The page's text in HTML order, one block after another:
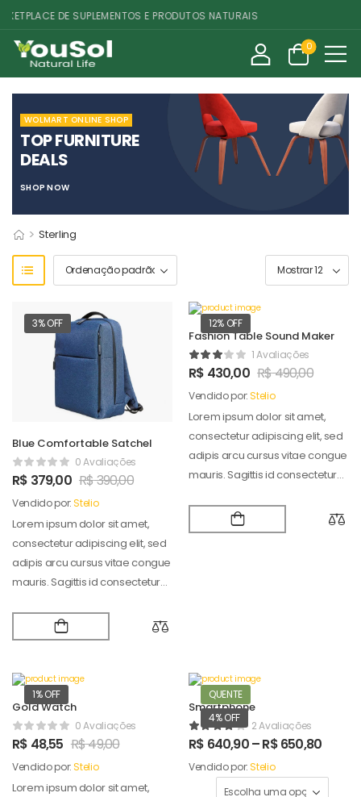
DE SUPLEMENTOS E PRODUTOS NATURAIS
0
WOLMART ONLINE SHOP
TOP FURNITURE
DEALS
SHOP NOW
> Sterling
3% OFF
Blue Comfortable Satchel
0 Avaliações
R$ 379,00 R$390,00
Vendido por:Stelio
Lorem ipsum dolor sit amet,
consectetur adipiscing elit, sed
adipis arcu cursus vitae congue
mauris. Sagittis id consectetur
12% OFF
Fashion Table Sound Maker
1 Avaliações
R$ 430,00 R$490,00
Vendido por:Stelio
Lorem ipsum dolor sit amet,
consectetur adipiscing elit, sed
adipis arcu cursus vitae congue
mauris. Sagittis id consectetur
1% OFF
Gold Watch
0 Avaliações
R$ 48,55 R$49,00
Vendido por:Stelio
Lorem ipsum dolor sit amet,
QUENTE
4% OFF
Smartphone
2 Avaliações
R$ 640,90–R$650,80
Vendido por:Stelio